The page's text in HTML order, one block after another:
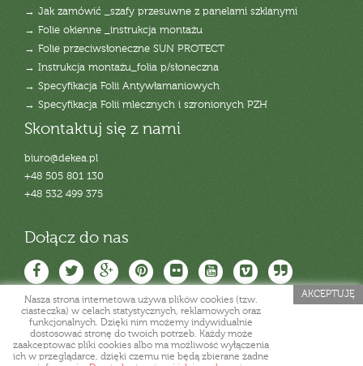
→ Jak zamówić _szafy przesuwne z panelami szklanymi
→ Folie okienne _instrukcja montażu
→ Folie przeciwsłoneczne SUN PROTECT
→ Instrukcja montażu_folia p/słoneczna
→ Specyfikacja Folii Antywłamaniowych
→ Specyfikacja Folii mlecznych i szronionych PZH
Skontaktuj się z nami
biuro@dekea.pl
+48 505 801 130
+48 532 499 375
Dołącz do nas
Nasza strona internetowa używa plików cookies (tzw.
ciasteczka) w celach statystycznych, reklamowych oraz
funkcjonalnych. Dzięki nim możemy indywidualnie
dostosować stronę do twoich potrzeb. Każdy może
zaakceptować pliki cookies albo ma możliwość wyłączenia
ich w przeglądarce, dzięki czemu nie będą zbierane żadne
AKCEPTUJĘ